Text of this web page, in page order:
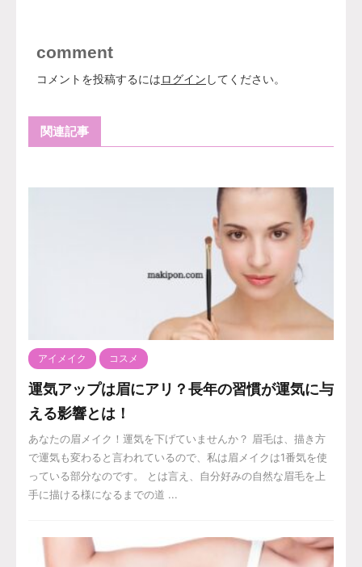
comment
コメントを投稿するにはログイン してください。
関連記事
アイメイク コスメ
運気アップは眉にアリ？長年の習慣が運気に与
える影響とは！
あなたの眉メイク！運気を下げていませんか？ 眉毛は、描き方
で運気も変わると言われているので、私は眉メイクは1番気を使
っている部分なのです。 とは言え、自分好みの自然な眉毛を上
手に描ける様になるまでの道 ...